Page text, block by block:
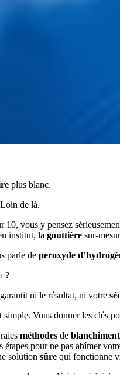
plus blanc.
de là.
10, vous y pensez
institut, la gouttière sur-
parle de peroxyde
?
ni le résultat, ni votre
simple. Vous donner les clés
méthodes de
étapes pour ne pas abîmer
solution sûre qui fonctionne